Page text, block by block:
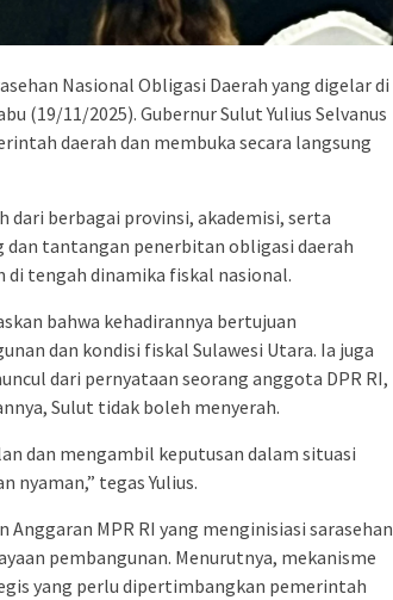
Nasional Obligasi Daerah yang digelar di
(19/11/2025). Gubernur Sulut Yulius Selvanus
daerah dan membuka secara langsung
berbagai provinsi, akademisi, serta
dan tantangan penerbitan obligasi daerah
tengah dinamika fiskal nasional.
bahwa kehadirannya bertujuan
dan kondisi fiskal Sulawesi Utara. Ia juga
dari pernyataan seorang anggota DPR RI,
Sulut tidak boleh menyerah.
dan mengambil keputusan dalam situasi
nyaman,” tegas Yulius.
MPR RI yang menginisiasi sarasehan
pembangunan. Menurutnya, mekanisme
yang perlu dipertimbangkan pemerintah